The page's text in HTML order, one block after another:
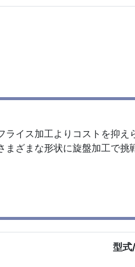
イス加工よりコストを抑え
ざまな形状に旋盤加工で挑
型式